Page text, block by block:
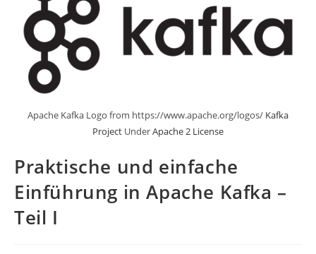
Apache Kafka Logo from https://www.apache.org/logos/ Kafka
Project UnderApache 2 License
Praktische und einfache
Einführung in Apache Kafka –
Teil I